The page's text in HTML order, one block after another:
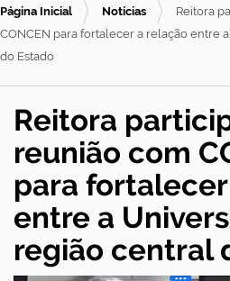
e
g
a
ç
Página Inicial Notícias
Reitora
CONCEN para fortalecer a relação entre
do Estado
Reitora
reunião com
para
entre a
região central